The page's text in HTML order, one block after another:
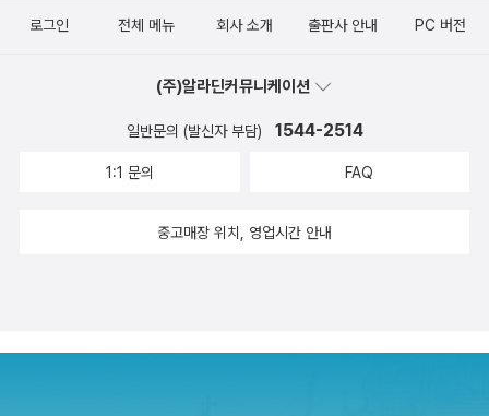
올 기회가 생겼다. 끝으로,농업의 도래로 인해 인간은 정착하는 삶을
짝 기승을 부리다가 소멸되었을 병원균들이 지속적으로 존속할 수 있
는 환경이 조성되었다.' 그리고 반대로 불을 사용하게 됨으로 그 바이
의 집으로󰡕, 최우용 지음/ 궁리 (고2, 인문)󰡔백인의 눈으로 아프리카
문)󰡔코펜하겐에서 일주일을󰡕, 유승호 지음/ 가쎄 (고2, 인문) 과
음/ 코리든 벨 그림/ 김율희 옮김/ 다른 (중2, 과학)󰡔바이러스 행성󰡕,
칼 짐머 지음/ 이한음 옮김/ 위즈덤하우스 (중3, 과학)󰡔빅브라더를
생충 열전󰡕, 서민 지음/ 을유문화사 (중3, 과학)󰡔십대, 별과 우주를
(고1, 예술)󰡔당신이 들리는 순간󰡕, 정강현 지음/ 자음과모음 (고2, 예
쓴 수기들을 모은 책이다. 올해가 등단 50주년이기도 해서 기념할 만
기작품을 예쁜 장정과 케이스에 담은 세트 상품이다. <아리랑> <태
백산맥> <한강>만 파왔던 독자들에게 소장가치 있는 새로운 상품이
강>의 개정판이 나온다고 한다. 개정판이라 해 봐야 표지를 새롭게
의 바로잡혔으리라 생각하기 때문에... <암보스 문도스> <
로그인 전체 메뉴 회사 소개 출판사 안내 PC 버전
(주)알라딘커뮤니케이션
일반문의 (발신자 부담) 1544-2514
1:1 문의 FAQ
중고매장 위치, 영업시간 안내